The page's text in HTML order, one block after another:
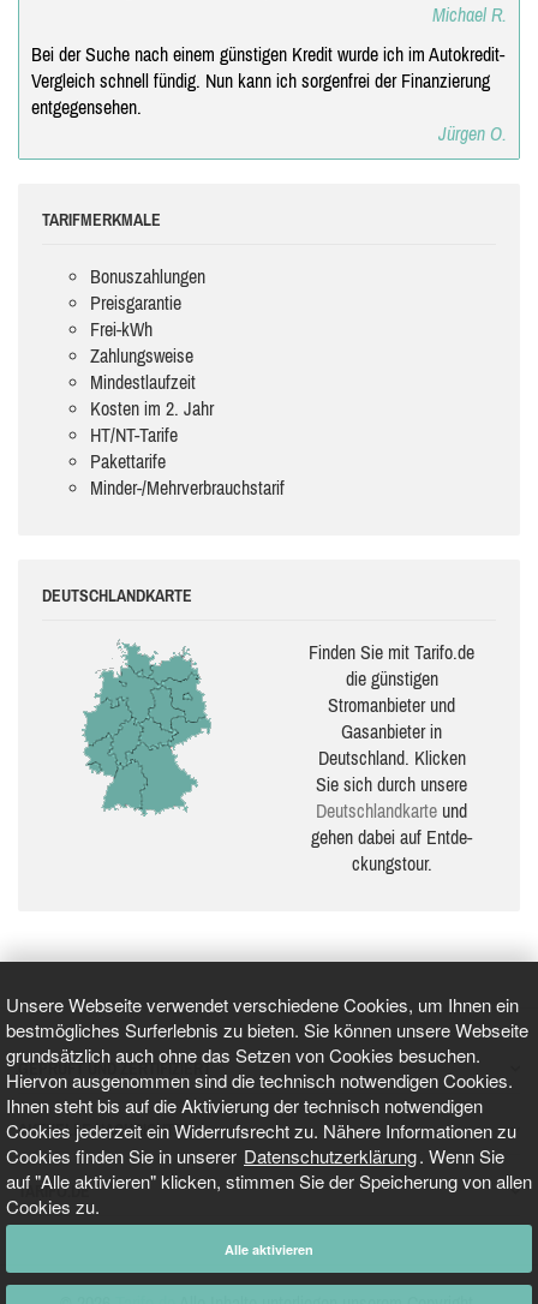
Unsere Webseite verwendet verschiedene Cookies, um Ihnen ein
bestmögliches Surferlebnis zu bieten. Sie können unsere Webseite
grundsätzlich auch ohne das Setzen von Cookies besuchen.
Hiervon ausgenommen sind die technisch notwendigen Cookies.
Ihnen steht bis auf die Aktivierung der technisch notwendigen
Cookies jederzeit ein Widerrufsrecht zu. Nähere Informationen zu
Cookies finden Sie in unserer Datenschutzerklärung. Wenn Sie
auf "Alle aktivieren" klicken, stimmen Sie der Speicherung von allen
Cookies zu.
Alle aktivieren
Michael R.
Bei der Suche nach einem günstigen Kredit wurde ich im Autokredit-
Vergleich schnell fündig. Nun kann ich sorgenfrei der Finanzierung
entgegensehen.
Jürgen O.
TARIFMERKMALE
Bonuszahlungen
Preisgarantie
Frei-kWh
Zahlungsweise
Mindestlaufzeit
Kosten im 2. Jahr
HT/NT-Tarife
Pakettarife
Minder-/Mehrverbrauchstarif
DEUTSCHLANDKARTE
Finden Sie mit Tarifo.de
die güns­ti­gen
Stromanbieter und
Gasanbieter in
Deutschland. Klicken
Sie sich durch unsere
Deutsch­land­karte und
gehen dabei auf Ent­de­
ckungs­tour.
GEPRÜFT UND ZERTIFIZIERT
AKTUELLE NACHRICHTEN
TARIFO.DE